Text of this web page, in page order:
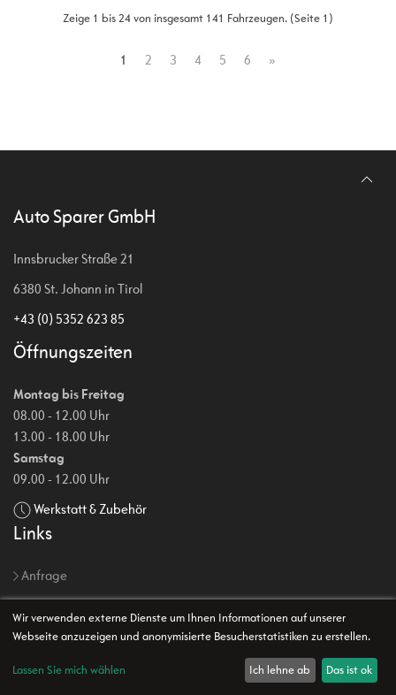
Zeige 1 bis 24 von insgesamt 141 Fahrzeugen. (Seite 1)
1 2 3 4 5 6 »
Auto Sparer GmbH
Innsbrucker Straße 21
6380 St. Johann in Tirol
+43 (0) 5352 623 85
Öffnungszeiten
Montag bis Freitag
08.00 - 12.00 Uhr
13.00 - 18.00 Uhr
Samstag
09.00 - 12.00 Uhr
Werkstatt & Zubehör
Links
Anfrage
Impressum
AGB
Datenschutz
Wir verwenden externe Dienste um Ihnen Informationen auf unserer
Webseite anzuzeigen und anonymisierte Besucherstatistiken zu erstellen.
Lassen Sie mich wählen Ich lehne ab Das ist ok